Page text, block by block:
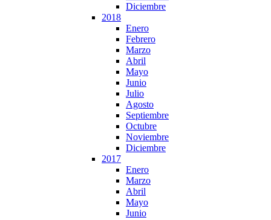
Diciembre
2018
Enero
Febrero
Marzo
Abril
Mayo
Junio
Julio
Agosto
Septiembre
Octubre
Noviembre
Diciembre
2017
Enero
Marzo
Abril
Mayo
Junio